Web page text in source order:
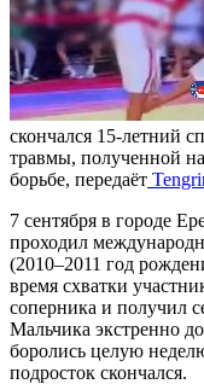
скончался 15-летний
травмы, полученной
борьбе, передаёт
7 сентября в городе
проходил
(2010–2011 год
время схватки
соперника и получил
Мальчика экстренно
боролись целую
подросток скончался.